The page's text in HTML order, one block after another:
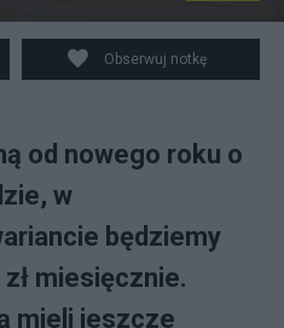
Obserwuj notkę
od nowego roku o
w
będziemy
miesięcznie.
mieli jeszcze